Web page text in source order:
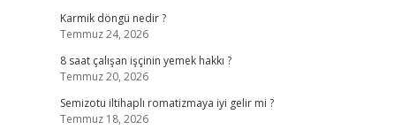
Karmik döngü nedir ?
Temmuz 24, 2026
8 saat çalışan işçinin yemek hakkı ?
Temmuz 20, 2026
Semizotu iltihaplı romatizmaya iyi gelir mi ?
Temmuz 18, 2026